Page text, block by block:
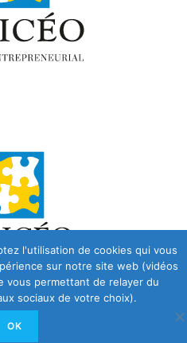
l'utilisation de cookies qui vous
sur notre site web (vidéos
vous permettant de relayer du
sociaux de votre choix).
OK